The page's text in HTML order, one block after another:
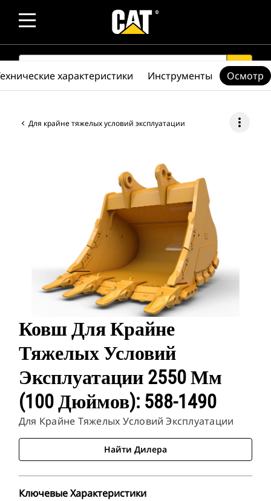
SEARCH search
Для крайне тяжелых условий эксплуатации more_vert
Ковш Для Крайне
Тяжелых Условий
Эксплуатации 2550 Мм
(100 Дюймов): 588-1490
Для Крайне Тяжелых Условий Эксплуатации
Найти Дилера
Ключевые Характеристики
характеристики Инструменты Осмотр